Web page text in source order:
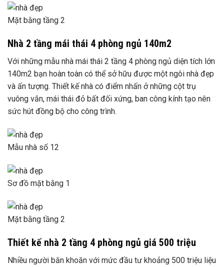
Mặt bằng tầng 2
Nhà 2 tầng mái thái 4 phòng ngủ 140m2
Với những mẫu nhà mái thái 2 tầng 4 phòng ngủ diện tích lớn
140m2 bạn hoàn toàn có thể sở hữu được một ngôi nhà đẹp
và ấn tượng. Thiết kế nhà có điểm nhấn ở những cột trụ
vuông vắn, mái thái đỏ bất đối xứng, ban công kính tạo nên
sức hút đồng bộ cho công trình.
Mẫu nhà số 12
Sơ đồ mặt bằng 1
Mặt bằng tầng 2
Thiết kế nhà 2 tầng 4 phòng ngủ giá 500 triệu
Nhiều người băn khoăn với mức đầu tư khoảng 500 triệu liệu